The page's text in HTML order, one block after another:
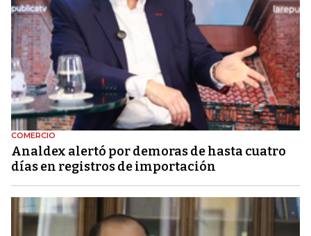
COMERCIO
Analdex alertó por demoras de hasta cuatro
días en registros de importación